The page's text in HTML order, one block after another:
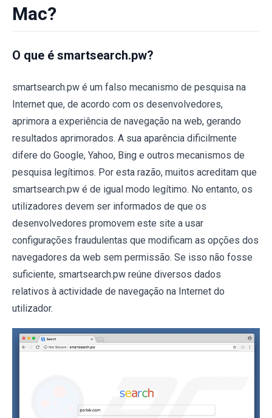
Mac?
O que é smartsearch.pw?
smartsearch.pw é um falso mecanismo de pesquisa na
Internet que, de acordo com os desenvolvedores,
aprimora a experiência de navegação na web, gerando
resultados aprimorados. A sua aparência dificilmente
difere do Google, Yahoo, Bing e outros mecanismos de
pesquisa legítimos. Por esta razão, muitos acreditam que
smartsearch.pw é de igual modo legítimo. No entanto, os
utilizadores devem ser informados de que os
desenvolvedores promovem este site a usar
configurações fraudulentas que modificam as opções dos
navegadores da web sem permissão. Se isso não fosse
suficiente, smartsearch.pw reúne diversos dados
relativos à actividade de navegação na Internet do
utilizador.